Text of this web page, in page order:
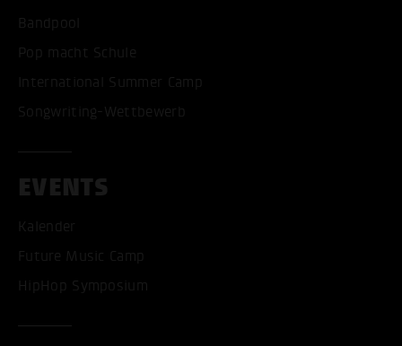
Bandpool
Pop macht Schule
International Summer Camp
Songwriting-Wettbewerb
EVENTS
Kalender
Future Music Camp
HipHop Symposium